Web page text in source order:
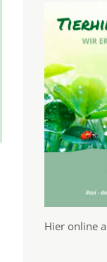
Hier online